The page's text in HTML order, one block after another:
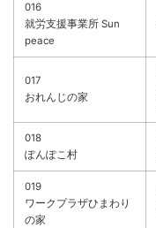
016
就労支援事業所 Sun
peace
017
おれんじの家
018
ぽんぽこ村
019
ワークプラザひまわり
の家